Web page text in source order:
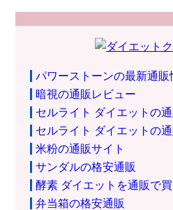
パワーストーンの最新通販
暗視の通販レビュー
セルライト ダイエットの
セルライト ダイエットの
米粉の通販サイト
サンダルの格安通販
酵素 ダイエットを通販で
弁当箱の格安通販